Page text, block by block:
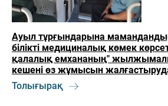
Ауыл тұрғындарына
білікті медициналық көмек
қалалық емхананың"
кешені өз жұмысын
Толығырақ